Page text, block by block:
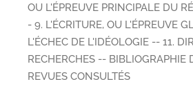
OU L'ÉPREUVE PRINCIPALE DU
- 9. L'ÉCRITURE, OU L'ÉPREUVE
L'ÉCHEC DE L'IDÉOLOGIE -- 11.
RECHERCHES -- BIBLIOGRAPHIE
REVUES CONSULTÉS